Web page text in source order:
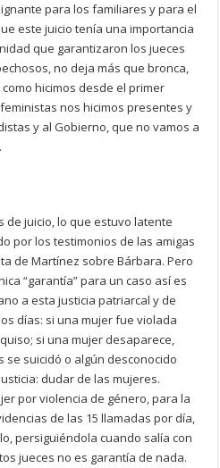
para los familiares y para el
este juicio tenía una importancia
que garantizaron los jueces
no deja más que bronca,
hicimos desde el primer
nos hicimos presentes y
y al Gobierno, que no vamos a
de juicio, lo que estuvo latente
por los testimonios de las amigas
de Martínez sobre Bárbara. Pero
“garantía” para un caso así es
a esta justicia patriarcal y de
días: si una mujer fue violada
si una mujer desaparece,
suicidó o algún desconocido
dudar de las mujeres.
por violencia de género, para la
de las 15 llamadas por día,
persiguiéndola cuando salía con
jueces no es garantía de nada.